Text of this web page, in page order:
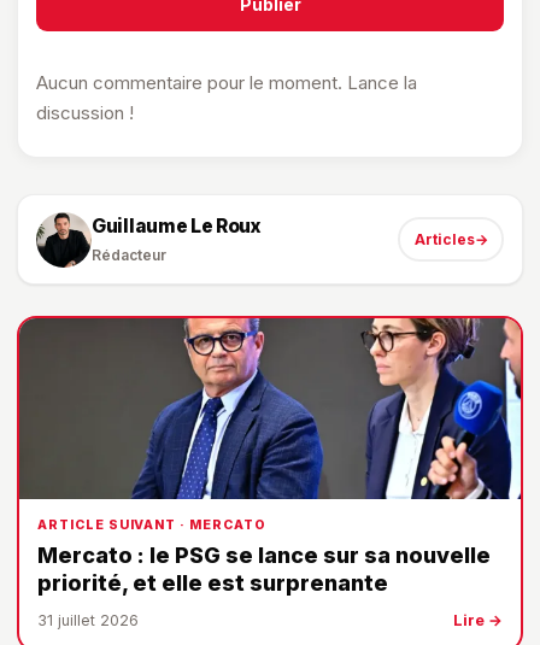
Publier
Aucun commentaire pour le moment. Lance la
discussion !
Guillaume Le Roux
Rédacteur
Articles→
ARTICLE SUIVANT · MERCATO
Mercato : le PSG se lance sur sa nouvelle
priorité, et elle est surprenante
31 juillet 2026 Lire →